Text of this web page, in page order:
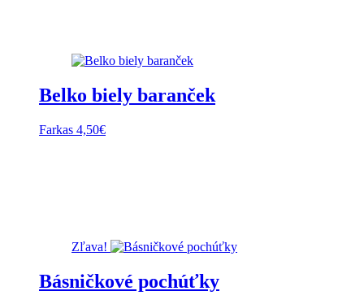
Belko biely baranček
Farkas 4,50€
Zľava!
Básničkové pochúťky